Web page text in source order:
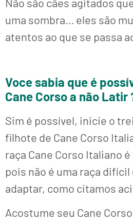
uma sombra… eles são
atentos ao que se passa
Voce sabia que é
Cane Corso a não Latir
Sim é possível, inicie o
filhote de Cane Corso
raça Cane Corso Italiano
pois não é uma raça
adaptar, como citamos
Acostume seu Cane